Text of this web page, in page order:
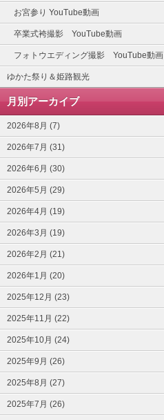
お宮参り YouTube動画
卒業式袴撮影 YouTube動画
フォトウエディング撮影 YouTube動画
ゆかた祭り＆姫路観光
月別アーカイブ
2026年8月 (7)
2026年7月 (31)
2026年6月 (30)
2026年5月 (29)
2026年4月 (19)
2026年3月 (19)
2026年2月 (21)
2026年1月 (20)
2025年12月 (23)
2025年11月 (22)
2025年10月 (24)
2025年9月 (26)
2025年8月 (27)
2025年7月 (26)